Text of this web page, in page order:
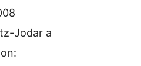
Jodar a